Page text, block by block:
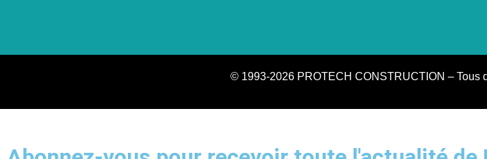
© 1993-2026 PROTECH CONSTRUCTION – Tous